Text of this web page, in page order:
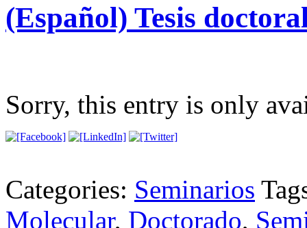
(Español) Tesis
Sorry, this entry is only
Categories: Seminarios
Molecular, Doctorado,